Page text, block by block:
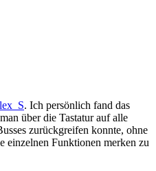
. Ich persönlich fand das
über die Tastatur auf alle
zurückgreifen konnte, ohne
einzelnen Funktionen merken zu